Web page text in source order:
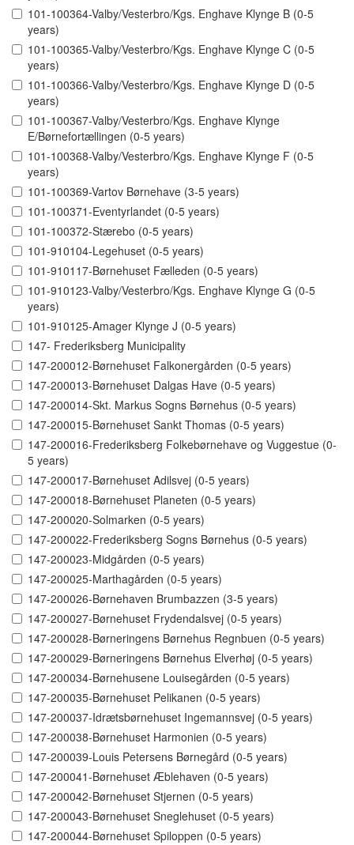
101-100364-Valby/Vesterbro/Kgs. Enghave Klynge B (0-5
years)
101-100365-Valby/Vesterbro/Kgs. Enghave Klynge C (0-5
years)
101-100366-Valby/Vesterbro/Kgs. Enghave Klynge D (0-5
years)
101-100367-Valby/Vesterbro/Kgs. Enghave Klynge
E/Børnefortællingen (0-5 years)
101-100368-Valby/Vesterbro/Kgs. Enghave Klynge F (0-5
years)
101-100369-Vartov Børnehave (3-5 years)
101-100371-Eventyrlandet (0-5 years)
101-100372-Stærebo (0-5 years)
101-910104-Legehuset (0-5 years)
101-910117-Børnehuset Fælleden (0-5 years)
101-910123-Valby/Vesterbro/Kgs. Enghave Klynge G (0-5
years)
101-910125-Amager Klynge J (0-5 years)
147- Frederiksberg Municipality
147-200012-Børnehuset Falkonergården (0-5 years)
147-200013-Børnehuset Dalgas Have (0-5 years)
147-200014-Skt. Markus Sogns Børnehus (0-5 years)
147-200015-Børnehuset Sankt Thomas (0-5 years)
147-200016-Frederiksberg Folkebørnehave og Vuggestue (0-
5 years)
147-200017-Børnehuset Adilsvej (0-5 years)
147-200018-Børnehuset Planeten (0-5 years)
147-200020-Solmarken (0-5 years)
147-200022-Frederiksberg Sogns Børnehus (0-5 years)
147-200023-Midgården (0-5 years)
147-200025-Marthagården (0-5 years)
147-200026-Børnehaven Brumbazzen (3-5 years)
147-200027-Børnehuset Frydendalsvej (0-5 years)
147-200028-Børneringens Børnehus Regnbuen (0-5 years)
147-200029-Børneringens Børnehus Elverhøj (0-5 years)
147-200034-Børnehusene Louisegården (0-5 years)
147-200035-Børnehuset Pelikanen (0-5 years)
147-200037-Idrætsbørnehuset Ingemannsvej (0-5 years)
147-200038-Børnehuset Harmonien (0-5 years)
147-200039-Louis Petersens Børnegård (0-5 years)
147-200041-Børnehuset Æblehaven (0-5 years)
147-200042-Børnehuset Stjernen (0-5 years)
147-200043-Børnehuset Sneglehuset (0-5 years)
147-200044-Børnehuset Spiloppen (0-5 years)